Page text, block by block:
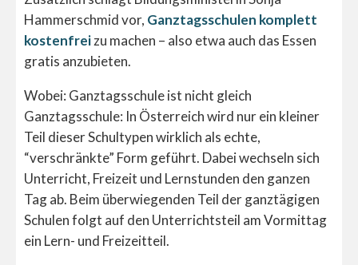
Hammerschmid vor, Ganztagsschulen komplett
kostenfreizu machen – also etwa auch das Essen
gratis anzubieten.
Wobei: Ganztagsschule ist nicht gleich
Ganztagsschule: In Österreich wird nur ein kleiner
Teil dieser Schultypen wirklich als echte,
“verschränkte” Form geführt. Dabei wechseln sich
Unterricht, Freizeit und Lernstunden den ganzen
Tag ab. Beim überwiegenden Teil der ganztägigen
Schulen folgt auf den Unterrichtsteil am Vormittag
ein Lern- und Freizeitteil.